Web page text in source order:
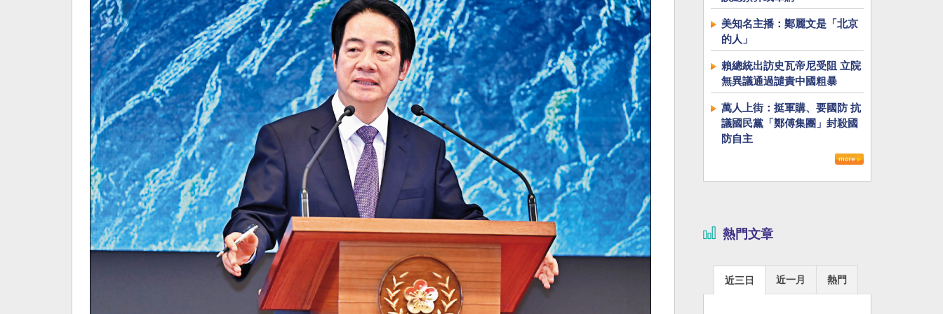
美知名主播：鄭麗文是「北京
的人」
賴總統出訪史瓦帝尼受阻 立院
無異議通過譴責中國粗暴
萬人上街：挺軍購、要國防 抗
議國民黨「鄭傅集團」封殺國
防自主
熱門文章
近三日 近一月 熱門